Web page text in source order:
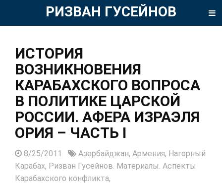
РИЗВАН ГУСЕЙНОВ
ИСТОРИЯ
ВОЗНИКНОВЕНИЯ
КАРАБАХСКОГО ВОПРОСА
В ПОЛИТИКЕ ЦАРСКОЙ
РОССИИ. АФЕРА ИЗРАЭЛЯ
ОРИЯ – ЧАСТЬ I
8/25/2011 Азербайджан, Армения, Нагорный
Карабах, Ризван Гусейнов. Материалы. Аспекты
Карабахского конфликта,